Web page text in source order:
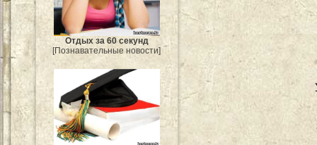
Отдых за 60 секунд
[Познавательные новости]